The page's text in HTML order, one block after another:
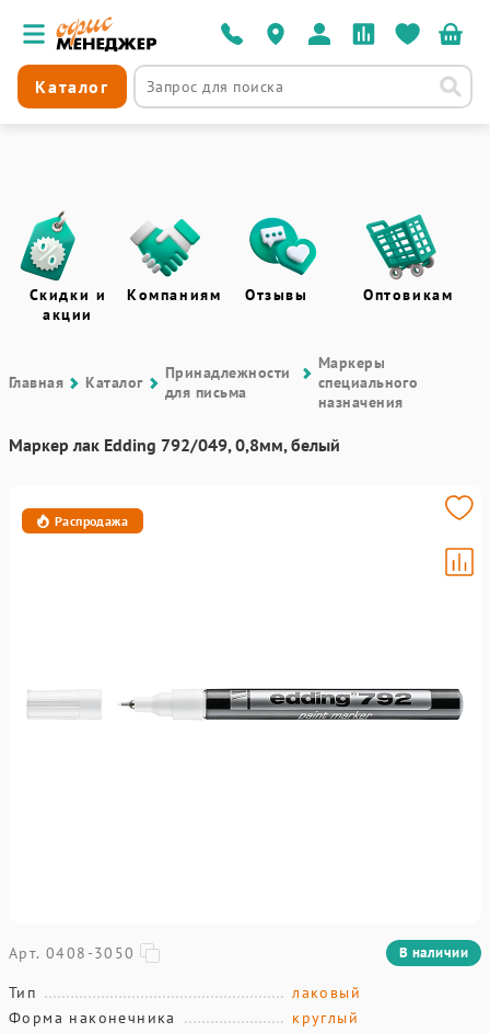
Каталог
Скидки и
акции
Компаниям Отзывы Оптовикам
Главная Каталог
Принадлежности
для письма
Маркеры
специального
назначения
Маркер лак Edding 792/049, 0,8мм, белый
Распродажа
Арт. 0408-3050 В наличии
Тип
лаковый
Форма наконечника
круглый